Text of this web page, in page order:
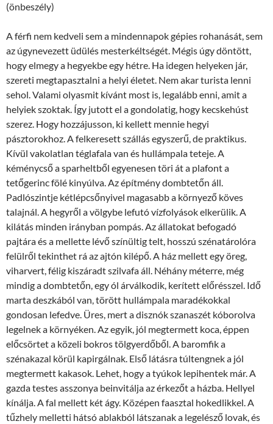
(önbeszély)
A férfi nem kedveli sem a mindennapok gépies rohanását, sem
az úgynevezett üdülés mesterkéltségét. Mégis úgy döntött,
hogy elmegy a hegyekbe egy hétre. Ha idegen helyeken jár,
szereti megtapasztalni a helyi életet. Nem akar turista lenni
sehol. Valami olyasmit kívánt most is, legalább enni, amit a
helyiek szoktak. Így jutott el a gondolatig, hogy kecskehúst
szerez. Hogy hozzájusson, ki kellett mennie hegyi
pásztorokhoz. A felkeresett szállás egyszerű, de praktikus.
Kívül vakolatlan téglafala van és hullámpala teteje. A
kéménycső a sparheltből egyenesen töri át a plafont a
tetőgerinc fölé kinyúlva. Az építmény dombtetőn áll.
Padlószintje kétlépcsőnyivel magasabb a környező köves
talajnál. A hegyről a völgybe lefutó vízfolyások elkerülik. A
kilátás minden irányban pompás. Az állatokat befogadó
pajtára és a mellette lévő színültig telt, hosszú szénatárolóra
felülről tekinthet rá az ajtón kilépő. A ház mellett egy öreg,
viharvert, félig kiszáradt szilvafa áll. Néhány méterre, még
mindig a dombtetőn, egy ól árválkodik, kerített előrésszel. Idő
marta deszkából van, törött hullámpala maradékokkal
gondosan lefedve. Üres, mert a disznók szanaszét kóborolva
legelnek a környéken. Az egyik, jól megtermett koca, éppen
előcsörtet a közeli bokros tölgyerdőből. A baromfik a
szénakazal körül kapirgálnak. Első látásra túltengnek a jól
megtermett kakasok. Lehet, hogy a tyúkok lepihentek már. A
gazda testes asszonya beinvitálja az érkezőt a házba. Hellyel
kínálja. A fal mellett két ágy. Középen faasztal hokedlikkel. A
tűzhely melletti hátsó ablakból látszanak a legelésző lovak, és